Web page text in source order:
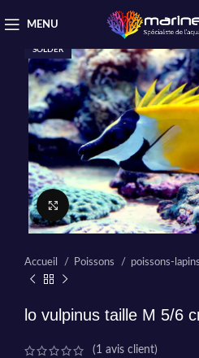
MENU
SOLDER
Cliquez pour agrandir
Accueil Poissons poissons-lapins
lo vulpinus taille M 5/6
(1 avis client)